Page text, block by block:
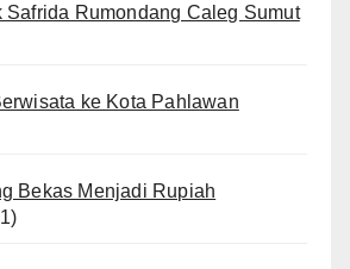
Safrida Rumondang Caleg Sumut
ke Kota Pahlawan
Bekas Menjadi Rupiah